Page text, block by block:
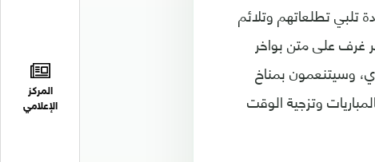
المركز
الإعلامي
تلبي تطلعاتهم وتلائم
غرف على متن بواخر
وسيتنعمون بمناخ
للتمتع بالمباريات وتزجية الوقت